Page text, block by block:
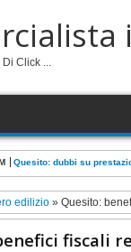
Di Click ...
Quesito: cappella
edilizio »Quesito:
fiscali